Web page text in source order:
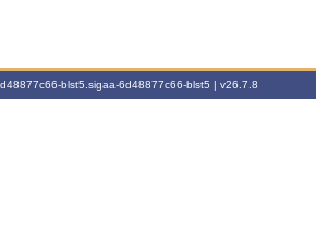
blst5.sigaa-6d48877c66-blst5 | v26.7.8